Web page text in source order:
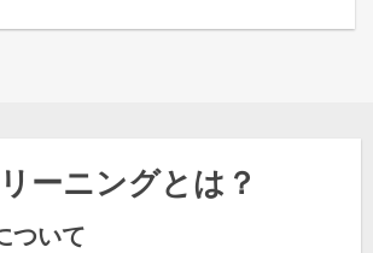
ーニングとは？
ついて